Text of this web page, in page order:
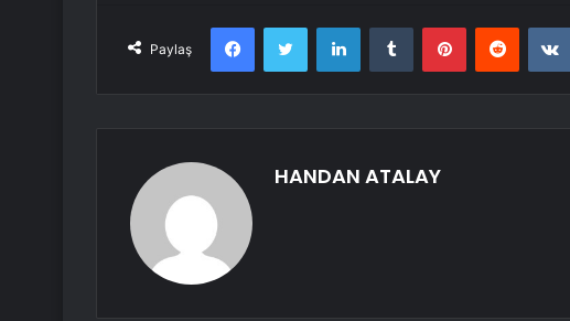
Paylaş
FacebookTwitter LinkedInTumblr PinterestReddit
HANDAN ATALAY